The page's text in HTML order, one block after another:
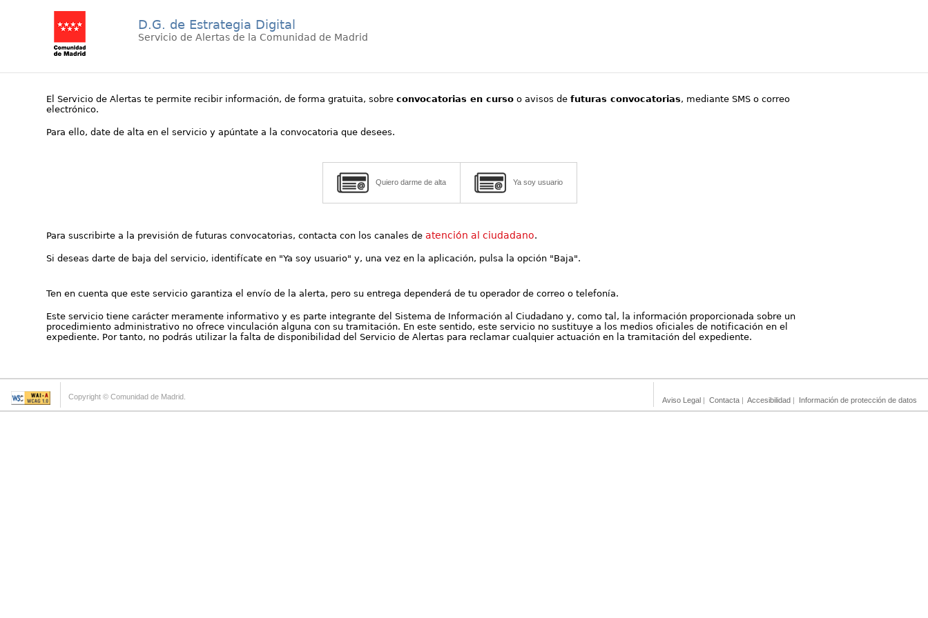
D.G. de Estrategia Digital
Servicio de Alertas de la Comunidad de Madrid
El Servicio de Alertas te permite recibir información, de forma gratuita, sobreconvocatorias en curso o avisos defuturas convocatorias, mediante SMS o correo
electrónico.
Para ello, date de alta en el servicio y apúntate a la convocatoria que desees.
Quiero darme de alta Ya soy usuario
Para suscribirte a la previsión de futuras convocatorias, contacta con los canales deatención al ciudadano.
Si deseas darte de baja del servicio, identifícate en "Ya soy usuario" y, una vez en la aplicación, pulsa la opción "Baja".
Ten en cuenta que este servicio garantiza el envío de la alerta, pero su entrega dependerá de tu operador de correo o telefonía.
Este servicio tiene carácter meramente informativo y es parte integrante del Sistema de Información al Ciudadano y, como tal, la información proporcionada sobre un
procedimiento administrativo no ofrece vinculación alguna con su tramitación. En este sentido, este servicio no sustituye a los medios oficiales de notificación en el
expediente. Por tanto, no podrás utilizar la falta de disponibilidad del Servicio de Alertas para reclamar cualquier actuación en la tramitación del expediente.
Copyright © Comunidad de Madrid. Aviso Legal | Contacta | Accesibilidad | Información de protección de datos